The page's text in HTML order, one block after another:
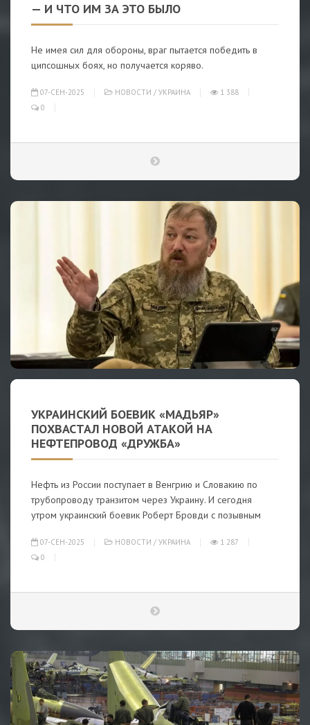
— И ЧТО ИМ ЗА ЭТО БЫЛО
Не имея сил для обороны, враг пытается победить в
ципсошных боях, но получается коряво.
07-СЕН-2025 НОВОСТИ / УКРАИНА
1 388
0
УКРАИНСКИЙ БОЕВИК «МАДЬЯР»
ПОХВАСТАЛ НОВОЙ АТАКОЙ НА
НЕФТЕПРОВОД «ДРУЖБА»
Нефть из России поступает в Венгрию и Словакию по
трубопроводу транзитом через Украину. И сегодня
утром украинский боевик Роберт Бровди с позывным
07-СЕН-2025 НОВОСТИ / УКРАИНА
1 287
0